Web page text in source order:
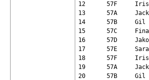
12	57F	Irisz Narvaez-Pattantyus	H1	00:37:15	16.05.2026 16:09:30	OK	Yes
13	57A	Jack Hay	E7	01:11:24	16.05.2026 17:20:54	OK	Yes
14	57B	Gil Badia-Landefeld	E5	00:55:22	16.05.2026 18:16:17	OK	Yes
15	57C	Fina Baath	H2	00:28:48	16.05.2026 18:45:05	OK	Yes
16	57D	Jakob Oechler	H4	00:29:19	16.05.2026 19:14:24	OK	Yes
17	57E	Sarah Ahlbrecht	E2	00:39:33	16.05.2026 19:53:57	OK	Yes
18	57F	Irisz Narvaez-Pattantyus	ST	00:27:05	16.05.2026 20:21:03	OK	Yes
19	57A	Jack Hay	LT	00:35:56	16.05.2026 20:56:59	OK	Yes
20	57B	Gil Badia-Landefeld	EN3	00:37:58	16.05.2026 21:34:57	OK	Yes